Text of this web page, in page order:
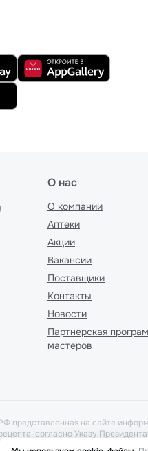
О нас
О компании
Аптеки
Акции
Вакансии
Поставщики
Контакты
Новости
Партнерская
мастеров
представленная на сайте
согласно Указу
забронировать и забрать в